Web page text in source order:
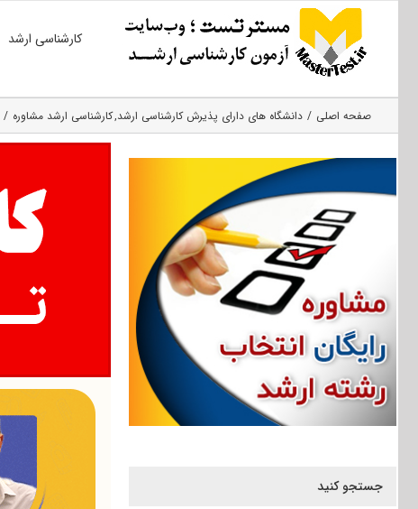
کارشناسی ارشد
صفحه اصلی دانشگاه های دارای پذیرش کارشناسی ارشد کارشناسی ارشد مشاوره
جستجو کنید